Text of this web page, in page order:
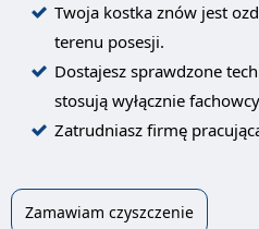
Twoja kostka znów jest
terenu posesji.
Dostajesz sprawdzone
stosują wyłącznie
Zatrudniasz firmę
Zamawiam czyszczenie